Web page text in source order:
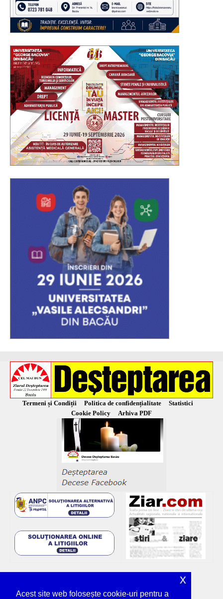
Termeni și Condiții Politica de confidențialitate
Statistici
Cookie Policy
Arhiva PDF
Acest site web folosește cookie-uri pentru a
x